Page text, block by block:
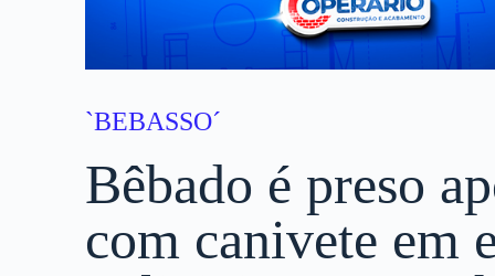
`BEBASSO´
Bêbado é preso
com canivete em